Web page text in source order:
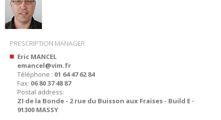
PRESCRIPTION MANAGER
Eric MANCEL
emancel@vim.fr
Téléphone : 01 64 47 62 84
Fax: 06 80 37 48 87
Postal address:
ZI de la Bonde - 2 rue du Buisson aux Fraises - Build E -
91300 MASSY